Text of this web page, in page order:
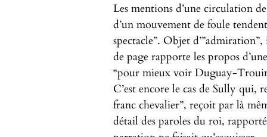
Les mentions d’une circulation
d’un mouvement de foule
spectacle”. Objet
de page rapporte les propos
“pour mieux voir Duguay-
C’est encore le cas de Sully
franc chevalier”, reçoit par là
détail des paroles du roi,